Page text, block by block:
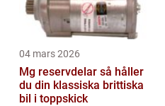
04 mars 2026
Mg reservdelar så håller
du din klassiska brittiska
bil i toppskick